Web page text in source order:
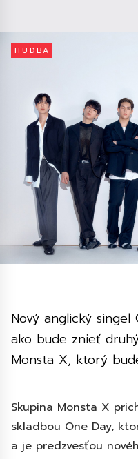
HUDBA
Nový anglický
ako bude znieť
Monsta X, ktorý
Skupina Monsta X
skladbou One Day,
a je predzvesťou